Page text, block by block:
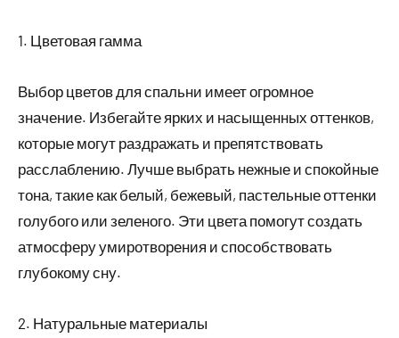
1. Цветовая гамма
Выбор цветов для спальни имеет огромное
значение. Избегайте ярких и насыщенных оттенков,
которые могут раздражать и препятствовать
расслаблению. Лучше выбрать нежные и спокойные
тона, такие как белый, бежевый, пастельные оттенки
голубого или зеленого. Эти цвета помогут создать
атмосферу умиротворения и способствовать
глубокому сну.
2. Натуральные материалы